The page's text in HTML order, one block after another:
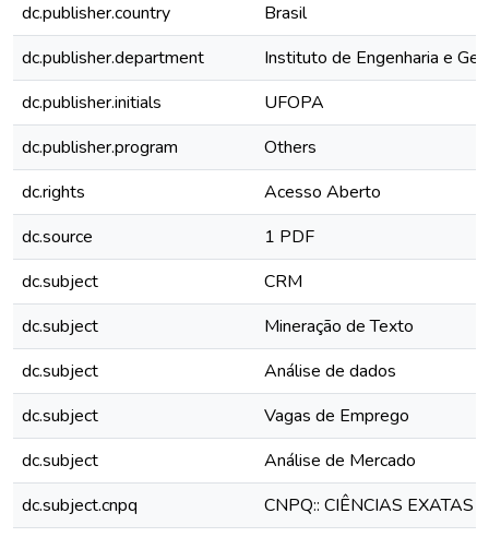
dc.publisher.country
Brasil
dc.publisher.department
Instituto de Engenharia e
dc.publisher.initials
UFOPA
dc.publisher.program
Others
dc.rights
Acesso Aberto
dc.source
1 PDF
dc.subject
CRM
dc.subject
Mineração de Texto
dc.subject
Análise de dados
dc.subject
Vagas de Emprego
dc.subject
Análise de Mercado
dc.subject.cnpq
CNPQ:: CIÊNCIAS EXATAS